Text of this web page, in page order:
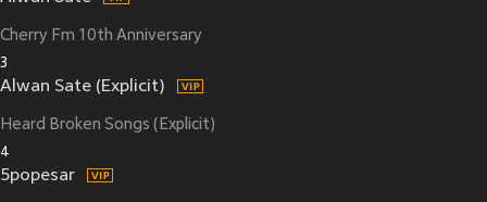
Cherry Fm 10th Anniversary
3
Alwan Sate (Explicit)
Heard Broken Songs (Explicit)
4
5popesar